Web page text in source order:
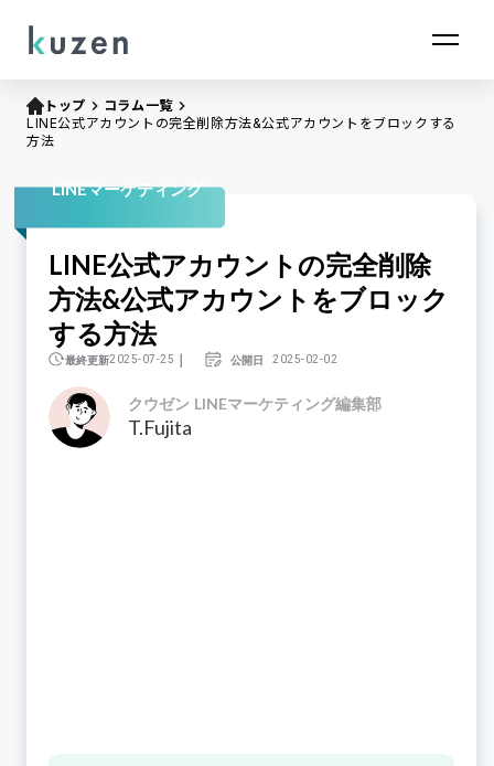
トップ keyboard_arrow_right コラム一覧keyboard_arrow_right
LINE公式アカウントの完全削除方法&公式アカウントをブロックする
方法
LINEマーケティング
LINE公式アカウントの完全削除
方法&公式アカウントをブロック
する方法
最終更新2025-07-25 ｜ 公開日 2025-02-02
クウゼン LINEマーケティング編集部
T.Fujita